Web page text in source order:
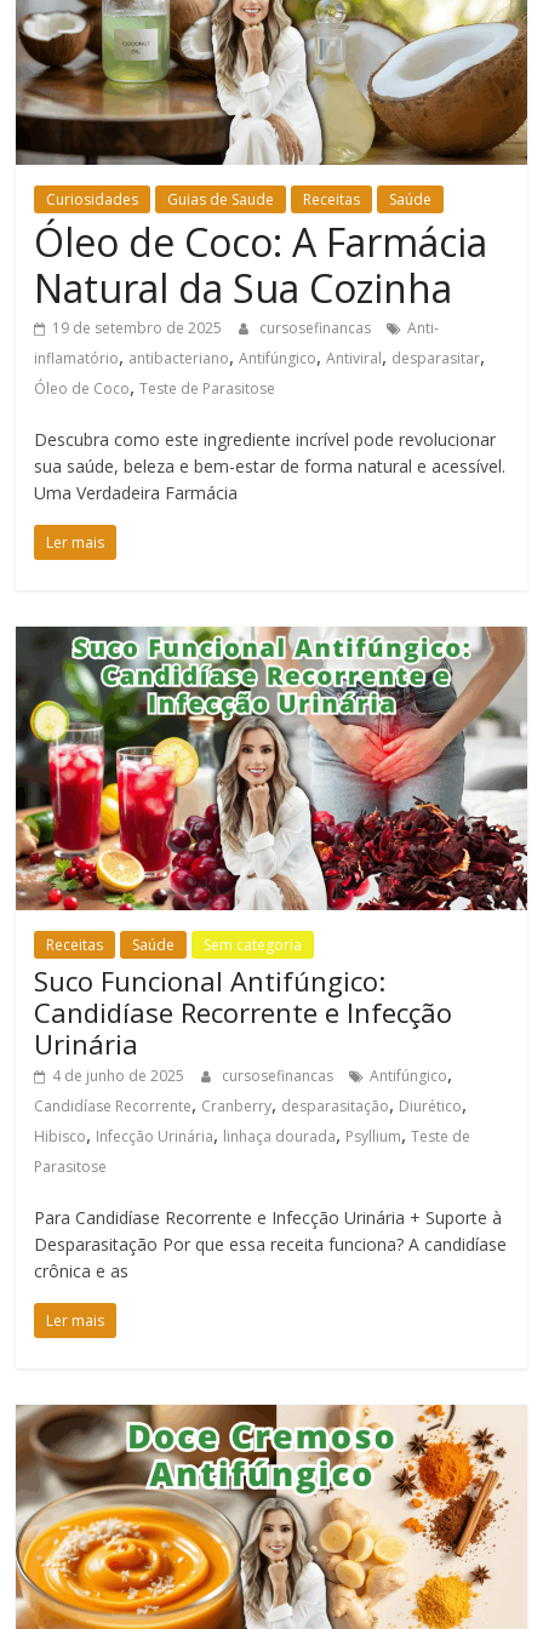
Estar
Curiosidades Guias de Saude Receitas Saúde
Óleo de Coco: A Farmácia
Natural da Sua Cozinha
19 de setembro de 2025 cursosefinancas
Anti-
inflamatório, antibacteriano,Antifúngico,Antiviral, desparasitar,
Óleo de Coco,Teste de Parasitose
Descubra como este ingrediente incrível pode revolucionar
sua saúde, beleza e bem-estar de forma natural e acessível.
Uma Verdadeira Farmácia
Ler mais
Receitas Saúde Sem categoria
Suco Funcional Antifúngico:
Candidíase Recorrente e Infecção
Urinária
4 de junho de 2025 cursosefinancas Antifúngico,
Candidíase Recorrente, Cranberry, desparasitação, Diurético,
Hibisco, Infecção Urinária, linhaça dourada, Psyllium,Teste de
Parasitose
Para Candidíase Recorrente e Infecção Urinária + Suporte à
Desparasitação Por que essa receita funciona? A candidíase
crônica e as
Ler mais